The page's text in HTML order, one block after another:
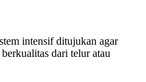
intensif ditujukan agar
dari telur atau